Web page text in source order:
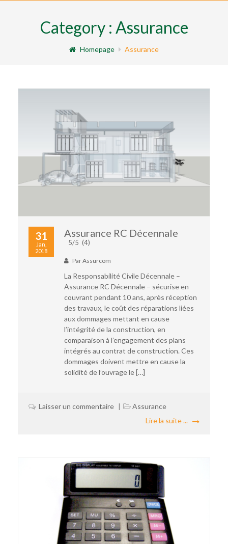
Category : Assurance
Homepage Assurance
31
Jan,
2018
Assurance RC Décennale
5/5 (4)
ParAssurcom
La Responsabilité Civile Décennale –
Assurance RC Décennale – sécurise en
couvrant pendant 10 ans, après réception
des travaux, le coût des réparations liées
aux dommages mettant en cause
l’intégrité de la construction, en
comparaison à l’engagement des plans
intégrés au contrat de construction. Ces
dommages doivent mettre en cause la
solidité de l’ouvrage le […]
Laisser un commentaire
Assurance
Lire la suite ...